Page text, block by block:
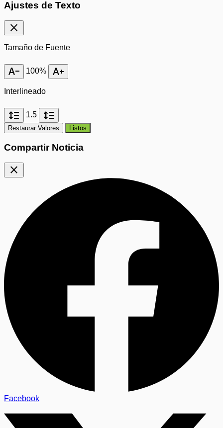
Ajustes de Texto
close
Tamaño de Fuente
text_decrease 100% text_increase
Interlineado
format_line_spacing 1.5 format_line_spacing
Restaurar Valores Listos
Compartir Noticia
close
Facebook